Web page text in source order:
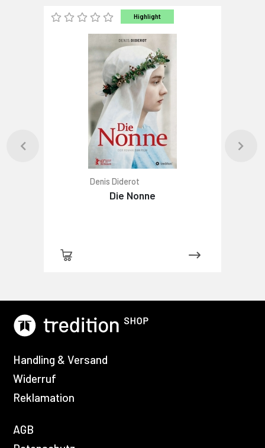
Highlight
Denis Diderot
Die Nonne
Handling & Versand
Widerruf
Reklamation
AGB